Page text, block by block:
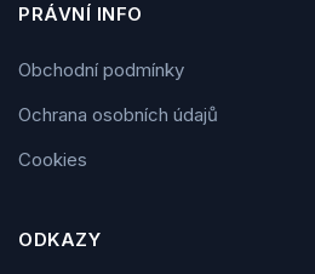
PRÁVNÍ INFO
Obchodní podmínky
Ochrana osobních údajů
Cookies
ODKAZY